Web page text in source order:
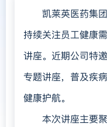
凯莱英医药集
持续关注员工健康
讲座。近期公司特
专题讲座，普及疾
健康护航。
本次讲座主要